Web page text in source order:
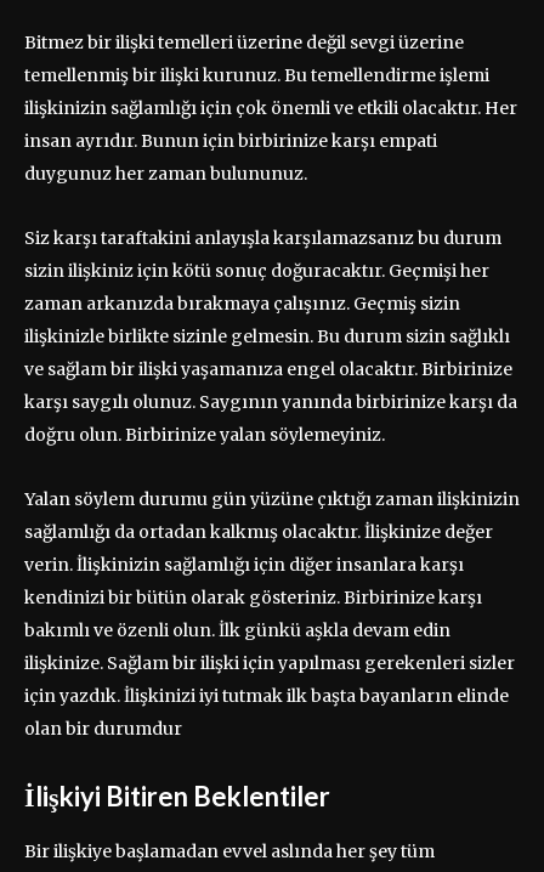
Bitmez bir ilişki temelleri üzerine değil sevgi üzerine
temellenmiş bir ilişki kurunuz. Bu temellendirme işlemi
ilişkinizin sağlamlığı için çok önemli ve etkili olacaktır. Her
insan ayrıdır. Bunun için birbirinize karşı empati
duygunuz her zaman bulununuz.
Siz karşı taraftakini anlayışla karşılamazsanız bu durum
sizin ilişkiniz için kötü sonuç doğuracaktır. Geçmişi her
zaman arkanızda bırakmaya çalışınız. Geçmiş sizin
ilişkinizle birlikte sizinle gelmesin. Bu durum sizin sağlıklı
ve sağlam bir ilişki yaşamanıza engel olacaktır. Birbirinize
karşı saygılı olunuz. Saygının yanında birbirinize karşı da
doğru olun. Birbirinize yalan söylemeyiniz.
Yalan söylem durumu gün yüzüne çıktığı zaman ilişkinizin
sağlamlığı da ortadan kalkmış olacaktır. İlişkinize değer
verin. İlişkinizin sağlamlığı için diğer insanlara karşı
kendinizi bir bütün olarak gösteriniz. Birbirinize karşı
bakımlı ve özenli olun. İlk günkü aşkla devam edin
ilişkinize. Sağlam bir ilişki için yapılması gerekenleri sizler
için yazdık. İlişkinizi iyi tutmak ilk başta bayanların elinde
olan bir durumdur
İlişkiyi Bitiren Beklentiler
Bir ilişkiye başlamadan evvel aslında her şey tüm